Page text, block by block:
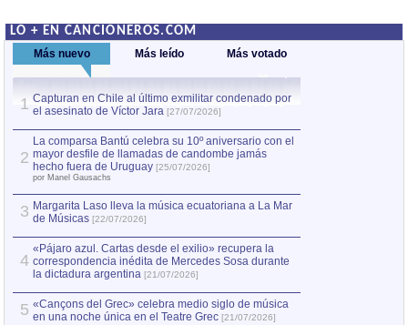
LO + EN CANCIONEROS.COM
Más nuevo Más leído Más votado
1 Capturan en Chile al último exmilitar condenado por
el asesinato de Víctor Jara [27/07/2026]
2
La comparsa Bantú celebra su 10º aniversario con el
mayor desfile de llamadas de candombe jamás
hecho fuera de Uruguay [25/07/2026]
por Manel Gausachs
3 Margarita Laso lleva la música ecuatoriana a La Mar
de Músicas [22/07/2026]
4
«Pájaro azul. Cartas desde el exilio» recupera la
correspondencia inédita de Mercedes Sosa durante
la dictadura argentina [21/07/2026]
5 «Cançons del Grec» celebra medio siglo de música
en una noche única en el Teatre Grec [21/07/2026]